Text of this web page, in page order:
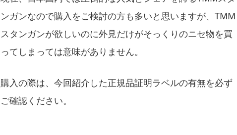
ンガンなので購入をご検討の方も多いと思いますが、TMM
スタンガンが欲しいのに外見だけがそっくりのニセ物を買
ってしまっては意味がありません。
購入の際は、今回紹介した正規品証明ラベルの有無を必ず
ご確認ください。